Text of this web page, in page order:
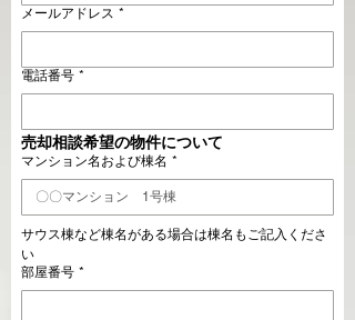
メールアドレス *
電話番号 *
売却相談希望の物件について
マンション名および棟名 *
サウス棟など棟名がある場合は棟名もご記入くださ
い
部屋番号 *